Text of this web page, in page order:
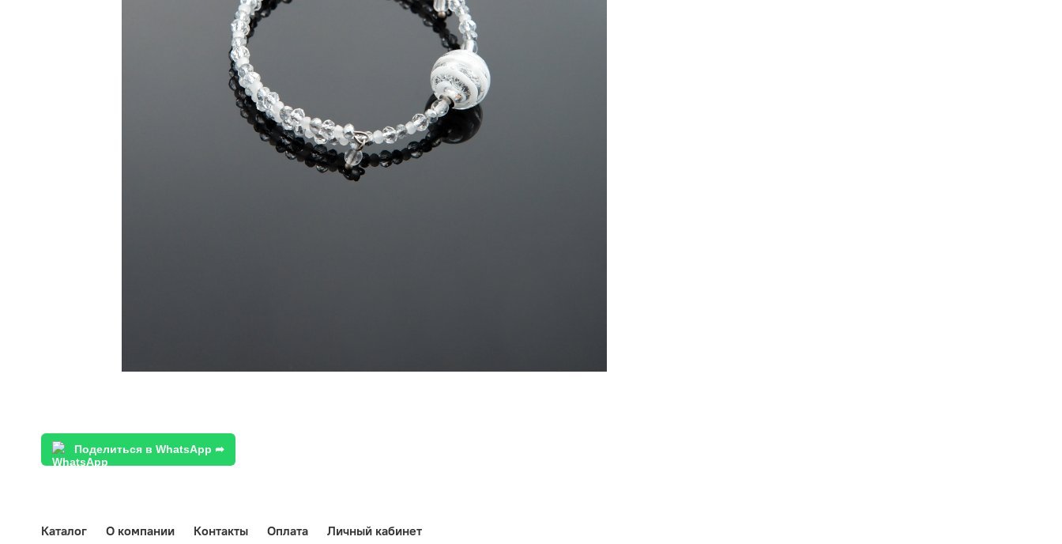
Поделиться в WhatsApp ➦
Каталог О компании Контакты Оплата Личный кабинет